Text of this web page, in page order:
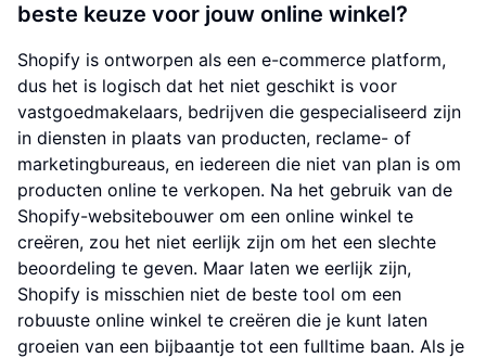
beste keuze voor jouw online winkel?
Shopify is ontworpen als een e-commerce platform,
dus het is logisch dat het niet geschikt is voor
vastgoedmakelaars, bedrijven die gespecialiseerd zijn
in diensten in plaats van producten, reclame- of
marketingbureaus, en iedereen die niet van plan is om
producten online te verkopen. Na het gebruik van de
Shopify-websitebouwer om een online winkel te
creëren, zou het niet eerlijk zijn om het een slechte
beoordeling te geven. Maar laten we eerlijk zijn,
Shopify is misschien niet de beste tool om een
robuuste online winkel te creëren die je kunt laten
groeien van een bijbaantje tot een fulltime baan. Als je